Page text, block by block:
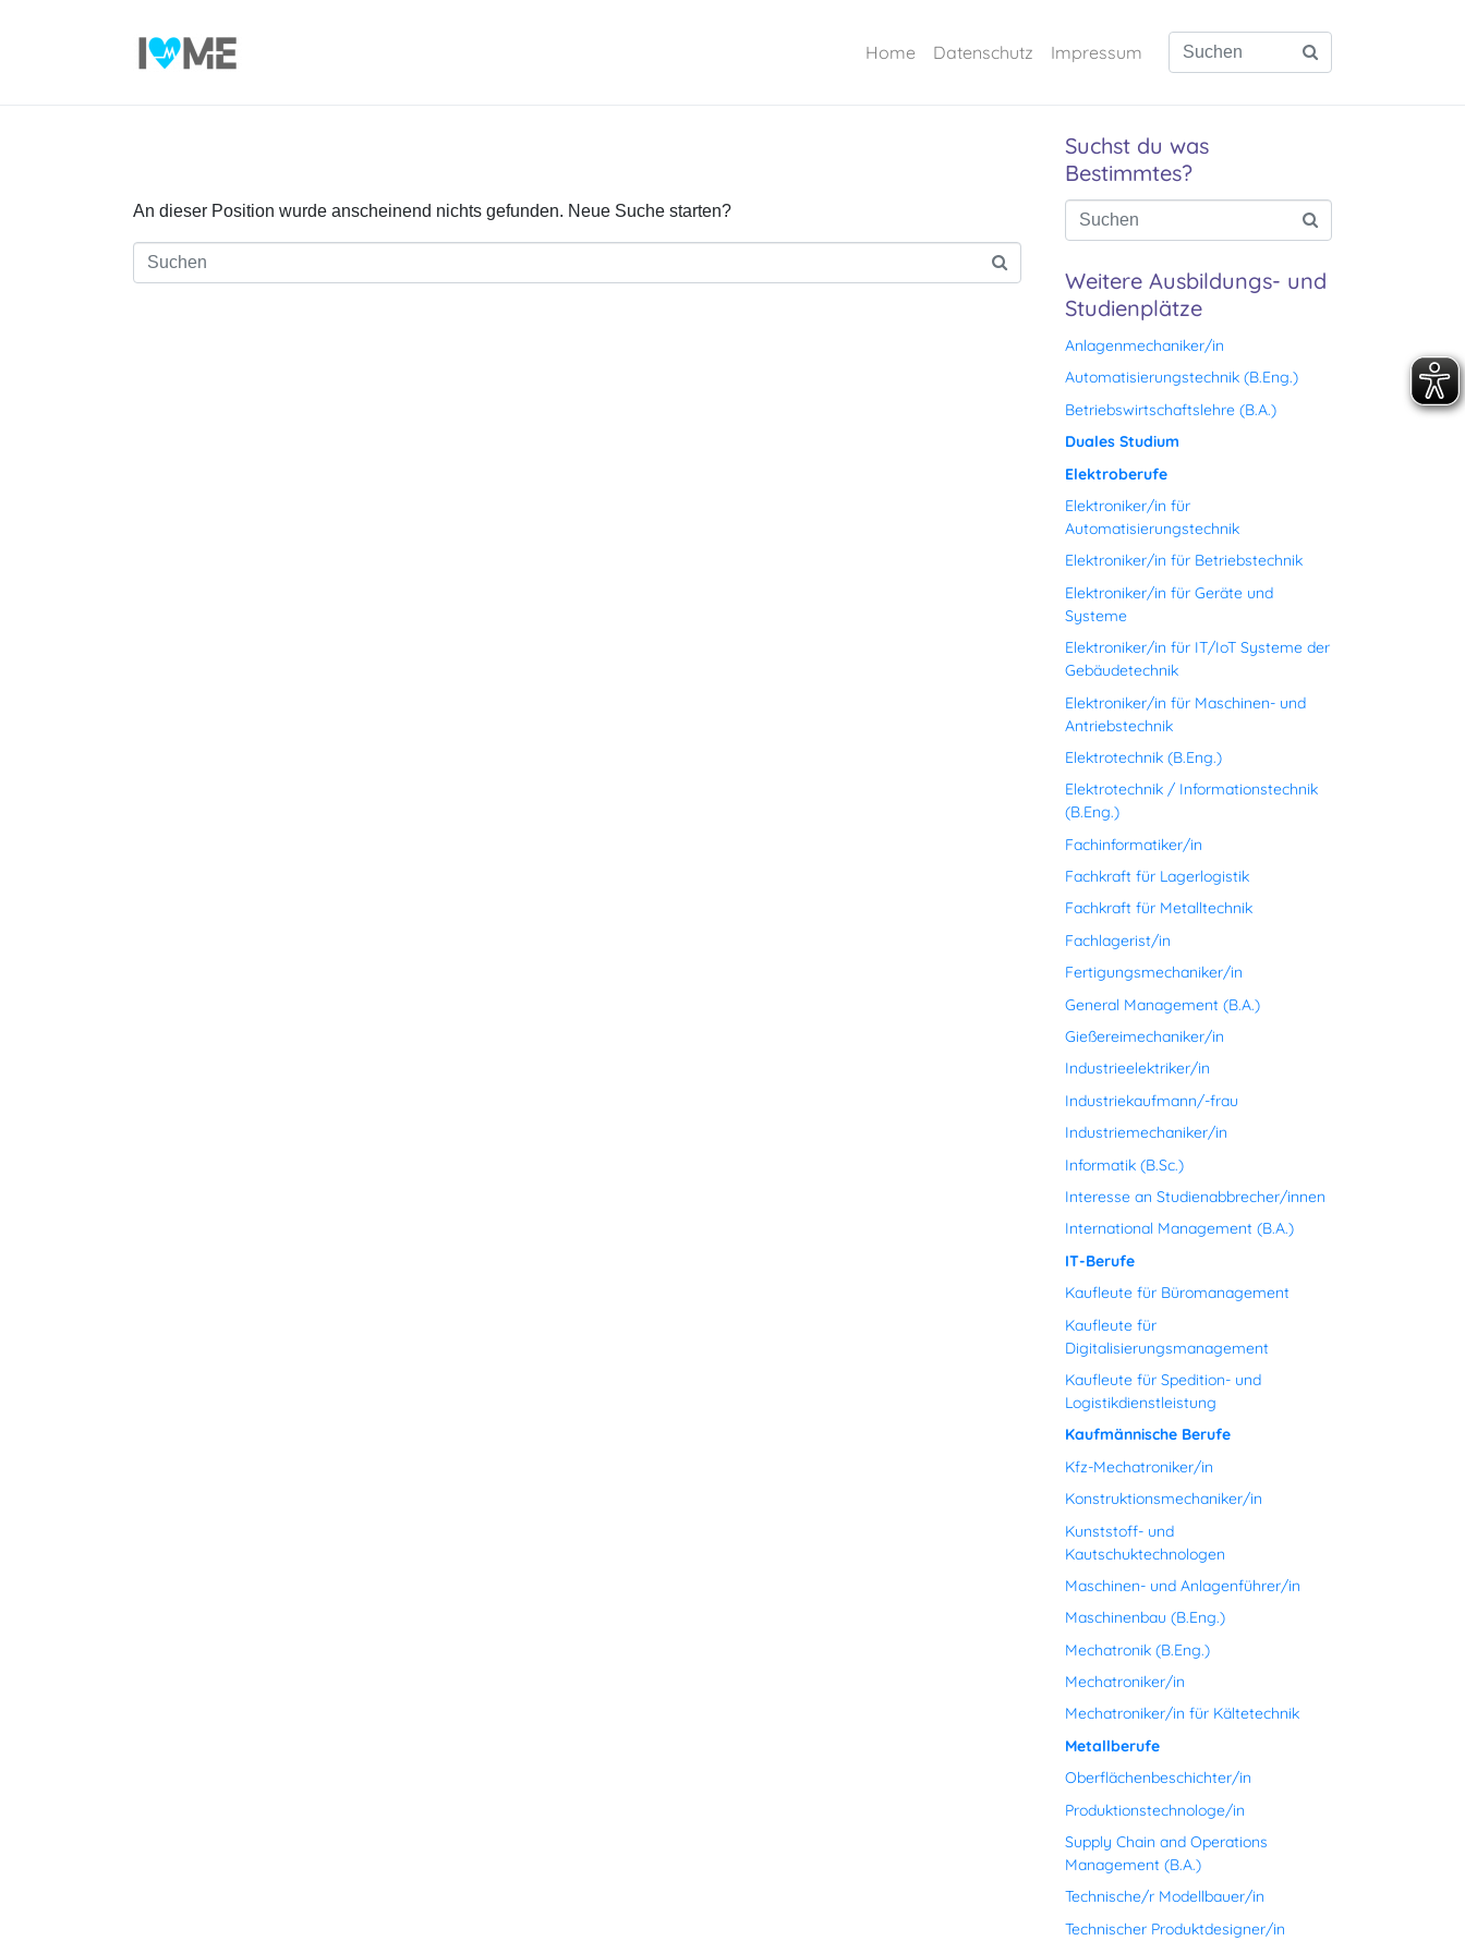
Home Datenschutz Impressum
An dieser Position wurde anscheinend nichts gefunden. Neue Suche starten?
Suchst du was
Bestimmtes?
Weitere Ausbildungs- und
Studienplätze
Anlagenmechaniker/in
Automatisierungstechnik (B.Eng.)
Betriebswirtschaftslehre (B.A.)
Duales Studium
Elektroberufe
Elektroniker/in für
Automatisierungstechnik
Elektroniker/in für Betriebstechnik
Elektroniker/in für Geräte und
Systeme
Elektroniker/in für IT/IoT Systeme der
Gebäudetechnik
Elektroniker/in für Maschinen- und
Antriebstechnik
Elektrotechnik (B.Eng.)
Elektrotechnik / Informationstechnik
(B.Eng.)
Fachinformatiker/in
Fachkraft für Lagerlogistik
Fachkraft für Metalltechnik
Fachlagerist/in
Fertigungsmechaniker/in
General Management (B.A.)
Gießereimechaniker/in
Industrieelektriker/in
Industriekaufmann/-frau
Industriemechaniker/in
Informatik (B.Sc.)
Interesse an Studienabbrecher/innen
International Management (B.A.)
IT-Berufe
Kaufleute für Büromanagement
Kaufleute für
Digitalisierungsmanagement
Kaufleute für Spedition- und
Logistikdienstleistung
Kaufmännische Berufe
Kfz-Mechatroniker/in
Konstruktionsmechaniker/in
Kunststoff- und
Kautschuktechnologen
Maschinen- und Anlagenführer/in
Maschinenbau (B.Eng.)
Mechatronik (B.Eng.)
Mechatroniker/in
Mechatroniker/in für Kältetechnik
Metallberufe
Oberflächenbeschichter/in
Produktionstechnologe/in
Supply Chain and Operations
Management (B.A.)
Technische/r Modellbauer/in
Technischer Produktdesigner/in